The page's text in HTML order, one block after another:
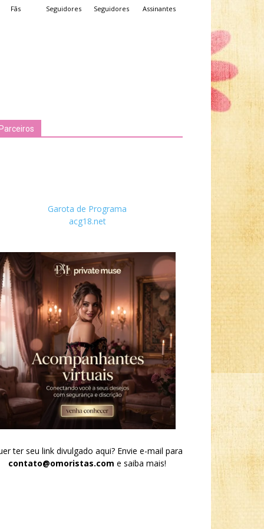
Fãs Seguidores Seguidores Assinantes
Garota de Programa
acg18.net
ter seu link divulgado aqui? Envie e-mail para
contato@omoristas.com e saiba mais!